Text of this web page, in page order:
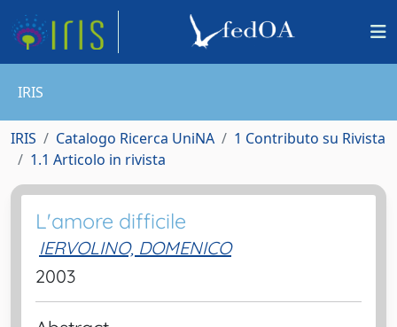
IRIS
IRIS Catalogo Ricerca UniNA
1 Contributo su Rivista
1.1 Articolo in rivista
L'amore difficile
IERVOLINO, DOMENICO
2003